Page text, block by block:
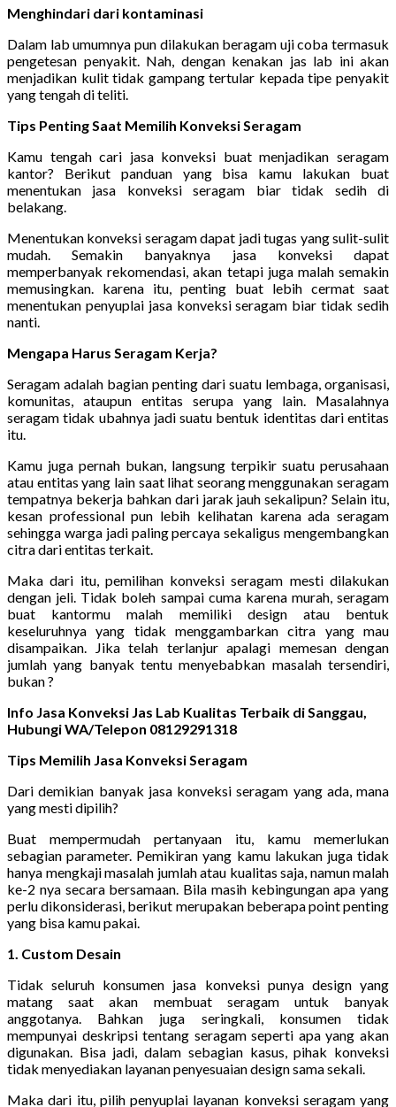
Menghindari dari kontaminasi
Dalam lab umumnya pun dilakukan beragam uji coba termasuk
pengetesan penyakit. Nah, dengan kenakan jas lab ini akan
menjadikan kulit tidak gampang tertular kepada tipe penyakit
yang tengah di teliti.
Tips Penting Saat Memilih Konveksi Seragam
Kamu tengah cari jasa konveksi buat menjadikan seragam
kantor? Berikut panduan yang bisa kamu lakukan buat
menentukan jasa konveksi seragam biar tidak sedih di
belakang.
Menentukan konveksi seragam dapat jadi tugas yang sulit-sulit
mudah. Semakin banyaknya jasa konveksi dapat
memperbanyak rekomendasi, akan tetapi juga malah semakin
memusingkan. karena itu, penting buat lebih cermat saat
menentukan penyuplai jasa konveksi seragam biar tidak sedih
nanti.
Mengapa Harus Seragam Kerja?
Seragam adalah bagian penting dari suatu lembaga, organisasi,
komunitas, ataupun entitas serupa yang lain. Masalahnya
seragam tidak ubahnya jadi suatu bentuk identitas dari entitas
itu.
Kamu juga pernah bukan, langsung terpikir suatu perusahaan
atau entitas yang lain saat lihat seorang menggunakan seragam
tempatnya bekerja bahkan dari jarak jauh sekalipun? Selain itu,
kesan professional pun lebih kelihatan karena ada seragam
sehingga warga jadi paling percaya sekaligus mengembangkan
citra dari entitas terkait.
Maka dari itu, pemilihan konveksi seragam mesti dilakukan
dengan jeli. Tidak boleh sampai cuma karena murah, seragam
buat kantormu malah memiliki design atau bentuk
keseluruhnya yang tidak menggambarkan citra yang mau
disampaikan. Jika telah terlanjur apalagi memesan dengan
jumlah yang banyak tentu menyebabkan masalah tersendiri,
bukan ?
Info Jasa Konveksi Jas Lab Kualitas Terbaik di Sanggau,
Hubungi WA/Telepon 08129291318
Tips Memilih Jasa Konveksi Seragam
Dari demikian banyak jasa konveksi seragam yang ada, mana
yang mesti dipilih?
Buat mempermudah pertanyaan itu, kamu memerlukan
sebagian parameter. Pemikiran yang kamu lakukan juga tidak
hanya mengkaji masalah jumlah atau kualitas saja, namun malah
ke-2 nya secara bersamaan. Bila masih kebingungan apa yang
perlu dikonsiderasi, berikut merupakan beberapa point penting
yang bisa kamu pakai.
1. Custom Desain
Tidak seluruh konsumen jasa konveksi punya design yang
matang saat akan membuat seragam untuk banyak
anggotanya. Bahkan juga seringkali, konsumen tidak
mempunyai deskripsi tentang seragam seperti apa yang akan
digunakan. Bisa jadi, dalam sebagian kasus, pihak konveksi
tidak menyediakan layanan penyesuaian design sama sekali.
Maka dari itu, pilih penyuplai layanan konveksi seragam yang